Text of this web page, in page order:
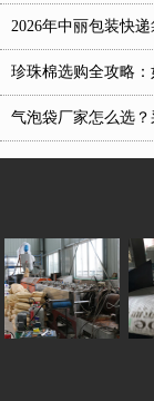
2026年中丽包装快
珍珠棉选购全攻略
气泡袋厂家怎么选？